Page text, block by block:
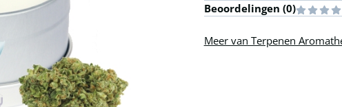
Beoordelingen (0)
Meer van Terpenen